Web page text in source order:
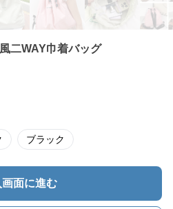
二WAY巾着バッグ
ブラック
画面に進む